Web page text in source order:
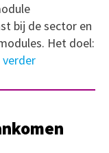
bij de sector en
Het doel:
verder